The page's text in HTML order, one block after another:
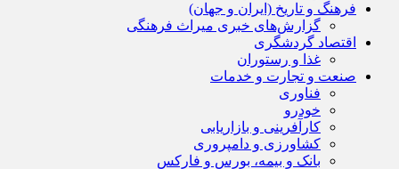
فرهنگ و تاریخ (ایران و جهان)
گزارش‌های خبری میراث فرهنگی
اقتصاد گردشگری
غذا و رستوران
صنعت و تجارت و خدمات
فناوری
خودرو
کارآفرینی و بازاریابی
کشاورزی و دامپروری
بانک و بیمه، بورس و فارکس